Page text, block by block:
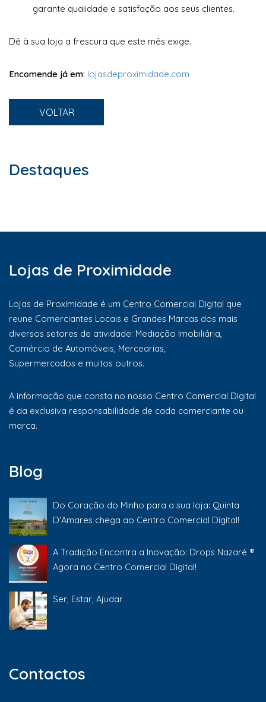
garante qualidade e satisfação aos seus clientes.
Dê à sua loja a frescura que este mês exige.
Encomende já em: lojasdeproximidade.com
VOLTAR
Destaques
Lojas de Proximidade
Lojas de Proximidade é um Centro Comercial Digital que
reune Comerciantes Locais e Grandes Marcas dos mais
diversos setores de atividade: Mediação Imobiliária,
Comércio de Automóveis, Mercearias,
Supermercados e muitos outros.
A informação que consta no nosso Centro Comercial Digital
é da exclusiva responsabilidade de cada comerciante ou
marca.
Blog
Do Coração do Minho para a sua loja: Quinta
D'Amares chega ao Centro Comercial Digital!
A Tradição Encontra a Inovação: Drops Nazaré ®
Agora no Centro Comercial Digital!
Ser, Estar, Ajudar
Contactos